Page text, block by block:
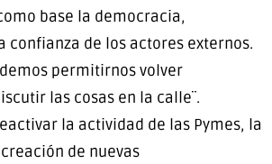
base la democracia,
confianza de los actores externos.
permitirnos volver
las cosas en la calle¨.
la actividad de las Pymes, la
creación de nuevas